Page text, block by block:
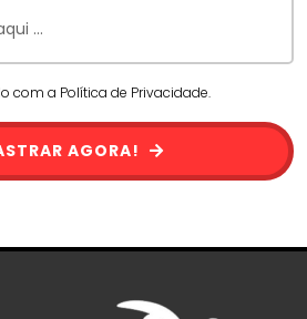
com a Política de Privacidade.
AGORA!